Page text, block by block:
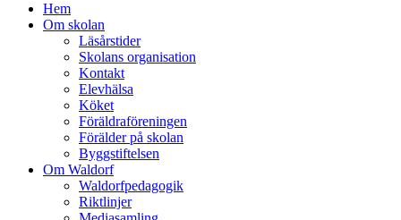
Hem
Om skolan
Läsårstider
Skolans organisation
Kontakt
Elevhälsa
Köket
Föräldraföreningen
Förälder på skolan
Byggstiftelsen
Om Waldorf
Waldorfpedagogik
Riktlinjer